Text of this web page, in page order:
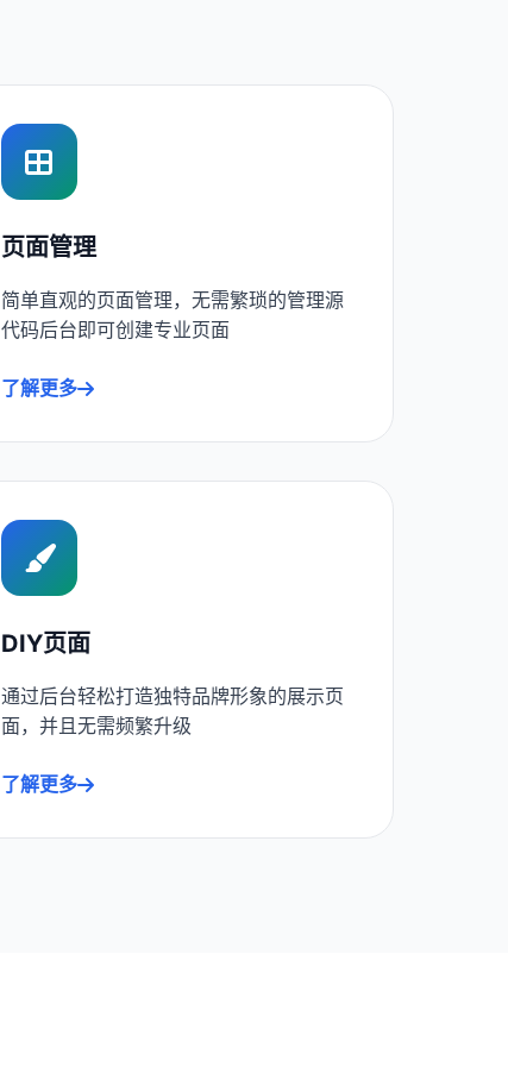
页面管理
简单直观的页面管理，无需繁琐的管理源
代码后台即可创建专业页面
了解更多
DIY页面
通过后台轻松打造独特品牌形象的展示页
面，并且无需频繁升级
了解更多